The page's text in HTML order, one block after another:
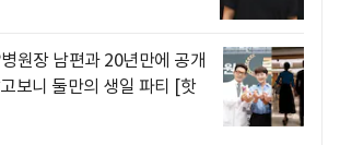
원장 남편과 20년만에 공개
보니 둘만의 생일 파티 [핫